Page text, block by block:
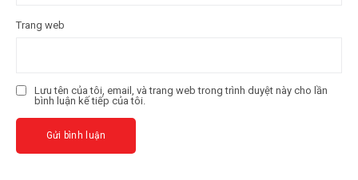
Trang web
Lưu tên của tôi, email, và trang web trong trình duyệt này cho lần
bình luận kế tiếp của tôi.